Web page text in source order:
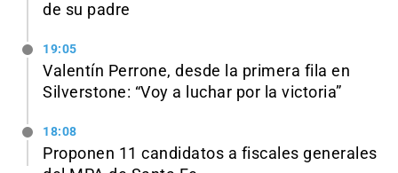
de su padre
19:05
Valentín Perrone, desde la primera fila en
Silverstone: “Voy a luchar por la victoria”
18:08
Proponen 11 candidatos a fiscales generales